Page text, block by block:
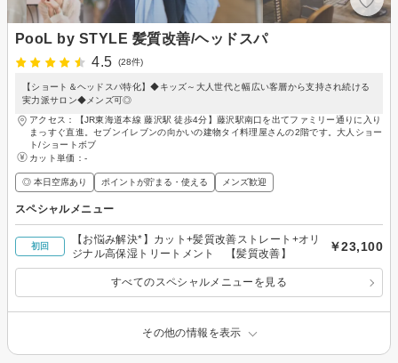
PooL by STYLE 髪質改善/ヘッドスパ
4.5
(28件)
【ショート＆ヘッドスパ特化】◆キッズ～大人世代と幅広い客層から支持され続ける
実力派サロン◆メンズ可◎
アクセス：【JR東海道本線 藤沢駅 徒歩4分】藤沢駅南口を出てファミリー通りに入り
まっすぐ直進。セブンイレブンの向かいの建物タイ料理屋さんの2階です。大人ショー
ト/ショートボブ
カット単価： -
◎ 本日空席あり ポイントが貯まる・使える メンズ歓迎
スペシャルメニュー
初回
【お悩み解決*】カット+髪質改善ストレート+オリ
ジナル高保湿トリートメント 【髪質改善】
￥23,100
すべてのスペシャルメニューを見る
その他の情報を表示